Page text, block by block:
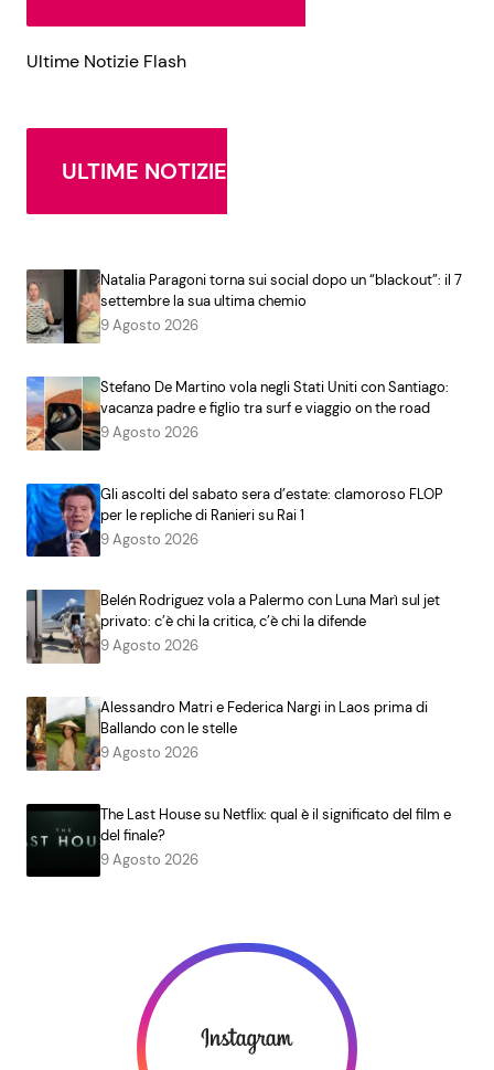
Ultime Notizie Flash
ULTIME NOTIZIE
Natalia Paragoni torna sui social dopo un “blackout”: il 7
settembre la sua ultima chemio
9 Agosto 2026
Stefano De Martino vola negli Stati Uniti con Santiago:
vacanza padre e figlio tra surf e viaggio on the road
9 Agosto 2026
Gli ascolti del sabato sera d’estate: clamoroso FLOP
per le repliche di Ranieri su Rai 1
9 Agosto 2026
Belén Rodriguez vola a Palermo con Luna Marì sul jet
privato: c’è chi la critica, c’è chi la difende
9 Agosto 2026
Alessandro Matri e Federica Nargi in Laos prima di
Ballando con le stelle
9 Agosto 2026
The Last House su Netflix: qual è il significato del film e
del finale?
9 Agosto 2026